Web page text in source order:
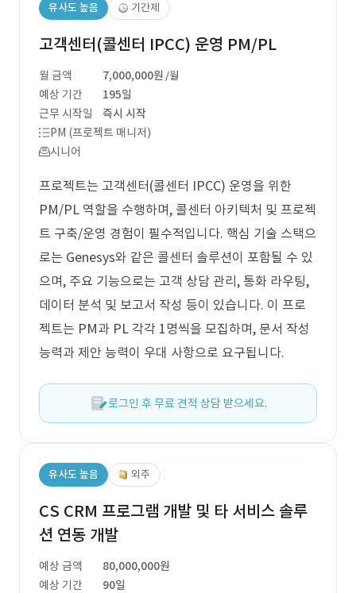
유사도 높음 기간제
고객센터(콜센터 IPCC) 운영 PM/PL
월 금액 7,000,000원 /월
예상 기간
195일
근무 시작일
즉시 시작
PM (프로젝트 매니저)
시니어
프로젝트는 고객센터(콜센터 IPCC) 운영을 위한
PM/PL 역할을 수행하며, 콜센터 아키텍처 및 프로젝
트 구축/운영 경험이 필수적입니다. 핵심 기술 스택으
로는 Genesys와 같은 콜센터 솔루션이 포함될 수 있
으며, 주요 기능으로는 고객 상담 관리, 통화 라우팅,
데이터 분석 및 보고서 작성 등이 있습니다. 이 프로
젝트는 PM과 PL 각각 1명씩을 모집하며, 문서 작성
능력과 제안 능력이 우대 사항으로 요구됩니다.
로그인 후 무료 견적 상담 받으세요.
유사도 높음 외주
CS CRM 프로그램 개발 및 타 서비스 솔루
션 연동 개발
예상 금액
80,000,000원
예상 기간
90일